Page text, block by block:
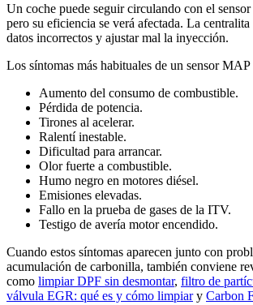
Un coche puede seguir circulando con el
pero su eficiencia se verá afectada. La
datos incorrectos y ajustar mal la inyección.
Los síntomas más habituales de un sensor MAP
Aumento del consumo de combustible.
Pérdida de potencia.
Tirones al acelerar.
Ralentí inestable.
Dificultad para arrancar.
Olor fuerte a combustible.
Humo negro en motores diésel.
Emisiones elevadas.
Fallo en la prueba de gases de la ITV.
Testigo de avería motor encendido.
Cuando estos síntomas aparecen junto con
acumulación de carbonilla, también conviene
como limpiar DPF sin desmontar, filtro de
válvula EGR: qué es y cómo limpiary Carbon